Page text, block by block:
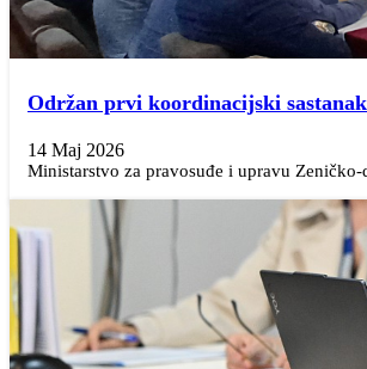
Održan prvi koordinacijski
14 Maj 2026
Ministarstvo za pravosuđe i upravu